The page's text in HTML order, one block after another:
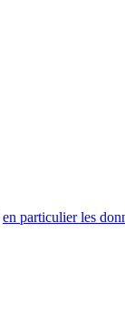
en particulier les